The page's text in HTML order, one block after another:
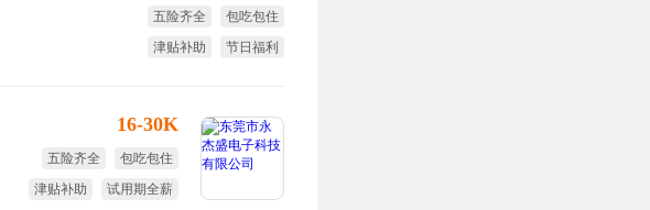
五险齐全
包吃包住
津贴补助
节日福利
16-30K
五险齐全
包吃包住
津贴补助
试用期全薪